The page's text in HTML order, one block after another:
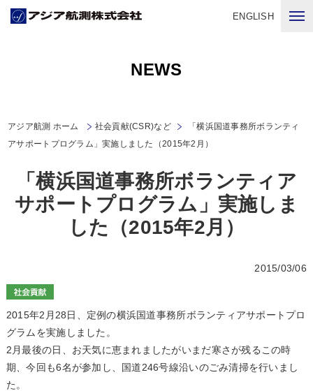
ENGLISH
NEWS
アジア航測 ホーム 社会貢献(CSR)など
「横浜国道事務所ボランティ
アサポートプログラム」実施しました（2015年2月）
「横浜国道事務所ボランティア
サポートプログラム」実施しま
した（2015年2月）
2015/03/06
2015年2月28日、定例の横浜国道事務所ボランティアサポートプロ
グラムを実施しました。
2月最後の日、お天気に恵まれましたがいまだ寒さが残るこの時
期、今回も6名が参加し、国道246号線沿いのごみ清掃を行いまし
た。